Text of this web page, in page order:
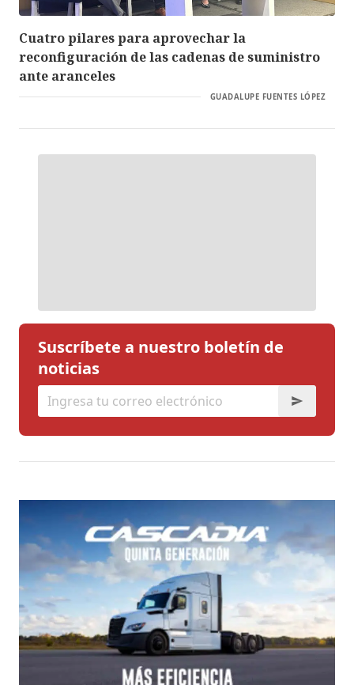
Cuatro pilares para aprovechar la
reconfiguración de las cadenas de suministro
ante aranceles
GUADALUPE FUENTES LÓPEZ
Suscríbete a nuestro boletín de
noticias